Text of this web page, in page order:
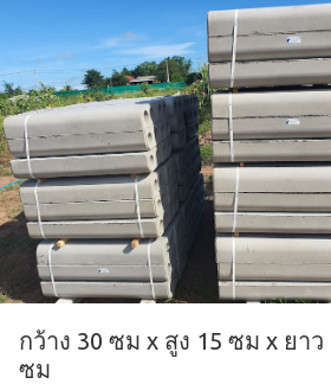
กว้าง 30 ซม x สูง 15 ซม x ยาว
ซม